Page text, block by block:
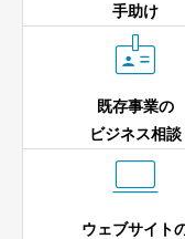
手助け

既存事業の
ビジネス相談

ウェブサイト